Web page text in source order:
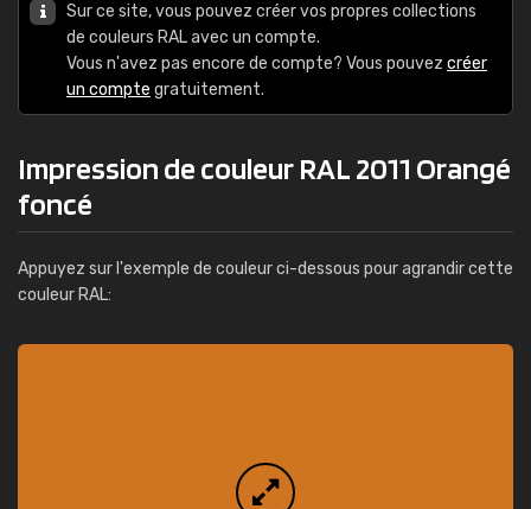
Sur ce site, vous pouvez créer vos propres collections
de couleurs RAL avec un compte.
Vous n'avez pas encore de compte? Vous pouvez créer
un compte gratuitement.
Impression de couleur RAL 2011 Orangé
foncé
Appuyez sur l'exemple de couleur ci-dessous pour agrandir cette
couleur RAL: